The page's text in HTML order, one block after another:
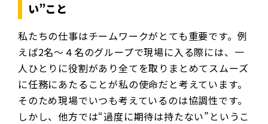
い”こと
私たちの仕事はチームワークがとても重要です。例
えば2名～４名のグループで現場に入る際には、一
人ひとりに役割があり全てを取りまとめてスムーズ
に任務にあたることが私の使命だと考えています。
そのため現場でいつも考えているのは協調性です。
しかし、他方では“過度に期待は持たない”というこ